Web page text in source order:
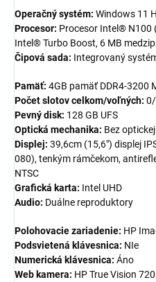
Operačný systém: Windows 11
Procesor: Procesor Intel® N100
Intel® Turbo Boost, 6 MB
Čipová sada: Integrovaný
Pamäť: 4GB pamäť DDR4-3200
Počet slotov celkom/voľných:
Pevný disk: 128 GB UFS
Optická mechanika: Bez
Displej: 39,6cm (15,6") displej
080), tenkým rámčekom,
NTSC
Grafická karta: Intel UHD
Audio: Duálne reproduktory
Polohovacie zariadenie: HP
Podsvietená klávesnica: NIe
Numerická klávesnica: Áno
Web kamera: HP True Vision